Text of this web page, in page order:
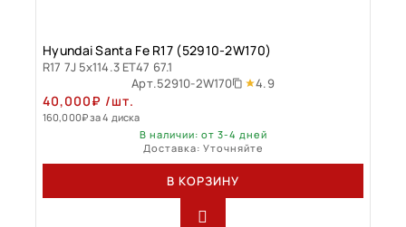
Hyundai Santa Fe R17 (52910-2W170)
R17 7J 5x114.3 ET47 67.1
Арт.52910-2W170 4.9
40,000₽ /шт.
160,000₽за 4 диска
В наличии: от 3-4 дней
Доставка: Уточняйте
В КОРЗИНУ